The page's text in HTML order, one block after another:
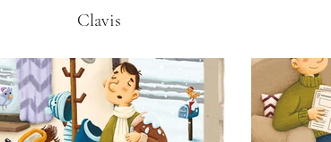
Clavis